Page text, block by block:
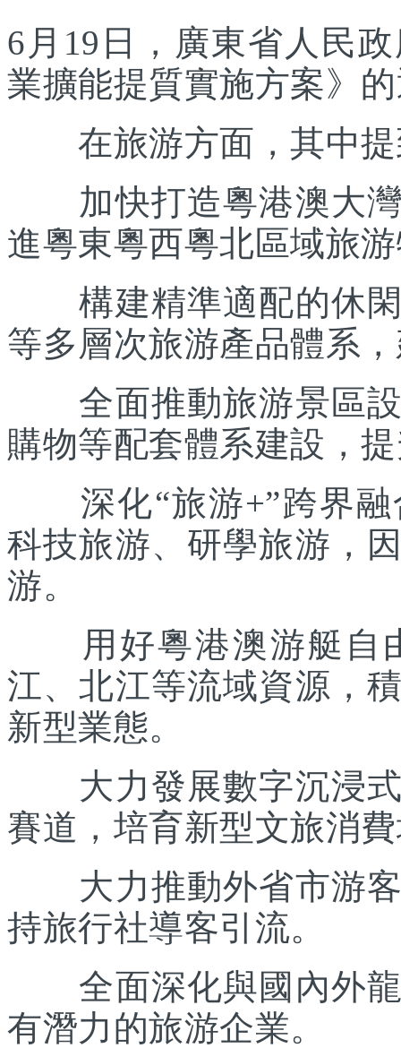
6月19日，廣東省人民
業擴能提質實施方案》
在旅游方面，其中提
加快打造粵港澳大灣
進粵東粵西粵北區域旅
構建精準適配的休閑
等多層次旅游產品體系
全面推動旅游景區設
購物等配套體系建設，
深化“旅游+”跨界融
科技旅游、研學旅游，
游。
用好粵港澳游艇自
江、北江等流域資源，
新型業態。
大力發展數字沉浸式
賽道，培育新型文旅消
大力推動外省市游客
持旅行社導客引流。
全面深化與國內外龍
有潛力的旅游企業。